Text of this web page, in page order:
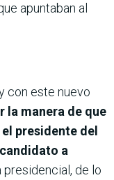
apuntaban al
con este nuevo
la manera de que
presidente del
a
presidencial, de lo